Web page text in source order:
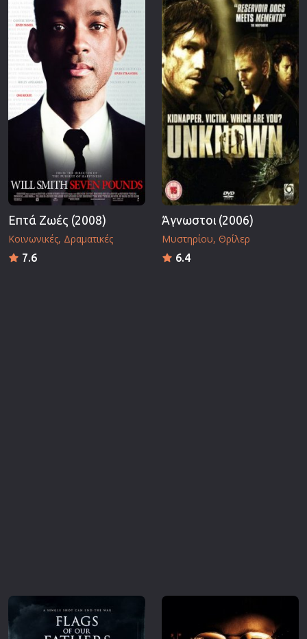
Επτά Ζωές (2008)
Κοινωνικές Δραματικές
7.6
Άγνωστοι (2006)
Μυστηρίου Θρίλερ
6.4